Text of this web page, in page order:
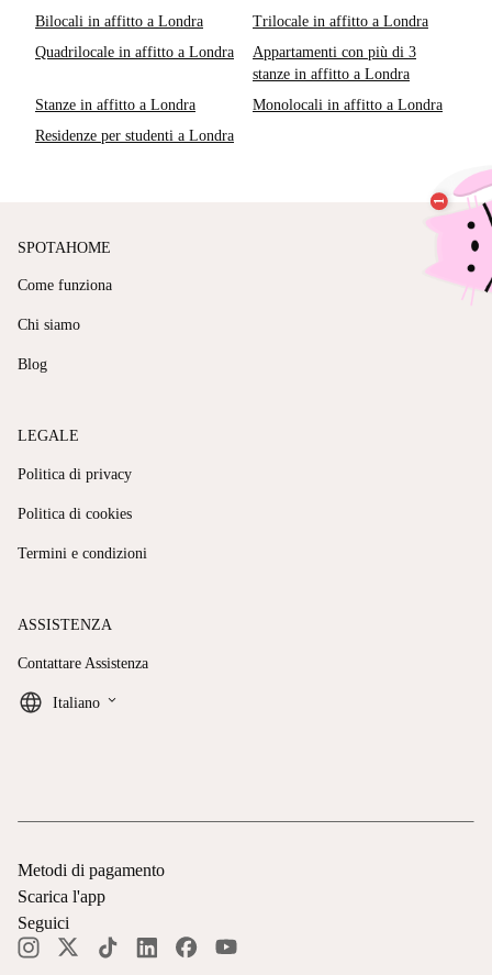
Bilocali in affitto a Londra
Trilocale in affitto a Londra
Quadrilocale in affitto a Londra
Appartamenti con più di 3
stanze in affitto a Londra
Stanze in affitto a Londra
Monolocali in affitto a Londra
Residenze per studenti a Londra
SPOTAHOME
Come funziona
Chi siamo
Blog
LEGALE
Politica di privacy
Politica di cookies
Termini e condizioni
ASSISTENZA
Contattare Assistenza
Italiano keyboard_arrow_down
Metodi di pagamento
Scarica l'app
Seguici